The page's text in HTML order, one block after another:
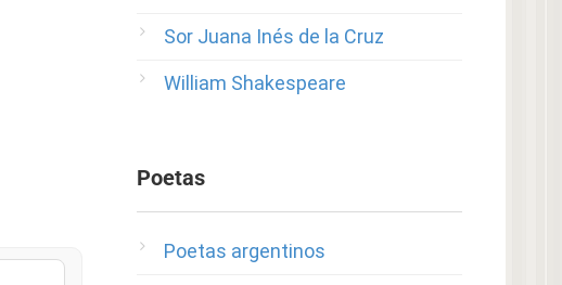
Sor Juana Inés de la Cruz
William Shakespeare
Poetas
Poetas argentinos